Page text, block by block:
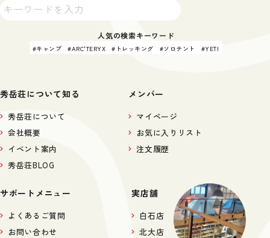
人気の検索キーワード
キャンプ ARC'TERYX トレッキング ソロテント YETI
秀岳荘について知る
秀岳荘について
会社概要
イベント案内
秀岳荘BLOG
メンバー
マイページ
お気に入りリスト
注文履歴
サポートメニュー
よくあるご質問
お問い合わせ
実店舗
白石店
北大店